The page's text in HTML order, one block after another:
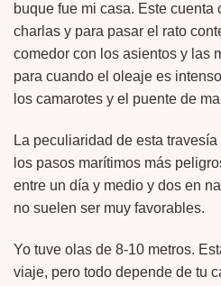
buque fue mi casa. Este cuenta
charlas y para pasar el rato
comedor con los asientos y las
para cuando el oleaje es
los camarotes y el puente de
La peculiaridad de esta
los pasos marítimos más
entre un día y medio y dos en
no suelen ser muy favorables.
Yo tuve olas de 8-10 metros.
viaje, pero todo depende de tu